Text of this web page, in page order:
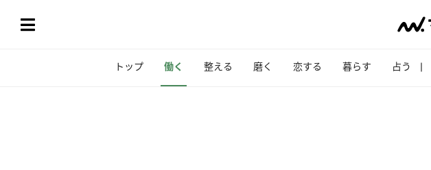
トップ 働く 整える 磨く 恋する 暮らす 占う